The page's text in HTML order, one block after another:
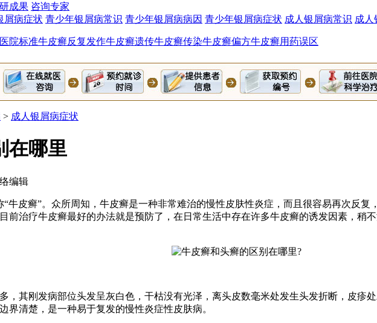
成果 咨询专家
屑病症状 青少年银屑病常识 青少年银屑病病因 青少年银屑病症状 成人银屑病常识 成人
院标准牛皮癣反复发作牛皮癣遗传牛皮癣传染牛皮癣偏方牛皮癣用药误区
> 成人银屑病症状
在哪里
编辑
“牛皮癣”。众所周知，牛皮癣是一种非常难治的慢性皮肤性炎症，而且很容易再次反
前治疗牛皮癣最好的办法就是预防了，在日常生活中存在许多牛皮癣的诱发因素，稍
，其刚发病部位头发呈灰白色，干枯没有光泽，离头皮数毫米处发生头发折断，皮疹
界清楚，是一种易于复发的慢性炎症性皮肤病。